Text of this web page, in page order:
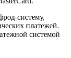
систему,
платежей.
системой